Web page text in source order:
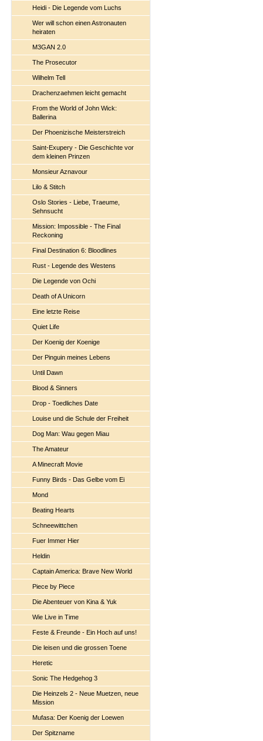
Heidi - Die Legende vom Luchs
Wer will schon einen Astronauten
heiraten
M3GAN 2.0
The Prosecutor
Wilhelm Tell
Drachenzaehmen leicht gemacht
From the World of John Wick:
Ballerina
Der Phoenizische Meisterstreich
Saint-Exupery - Die Geschichte vor
dem kleinen Prinzen
Monsieur Aznavour
Lilo & Stitch
Oslo Stories - Liebe, Traeume,
Sehnsucht
Mission: Impossible - The Final
Reckoning
Final Destination 6: Bloodlines
Rust - Legende des Westens
Die Legende von Ochi
Death of A Unicorn
Eine letzte Reise
Quiet Life
Der Koenig der Koenige
Der Pinguin meines Lebens
Until Dawn
Blood & Sinners
Drop - Toedliches Date
Louise und die Schule der Freiheit
Dog Man: Wau gegen Miau
The Amateur
A Minecraft Movie
Funny Birds - Das Gelbe vom Ei
Mond
Beating Hearts
Schneewittchen
Fuer Immer Hier
Heldin
Captain America: Brave New World
Piece by Piece
Die Abenteuer von Kina & Yuk
Wie Live in Time
Feste & Freunde - Ein Hoch auf uns!
Die leisen und die grossen Toene
Heretic
Sonic The Hedgehog 3
Die Heinzels 2 - Neue Muetzen, neue
Mission
Mufasa: Der Koenig der Loewen
Der Spitzname